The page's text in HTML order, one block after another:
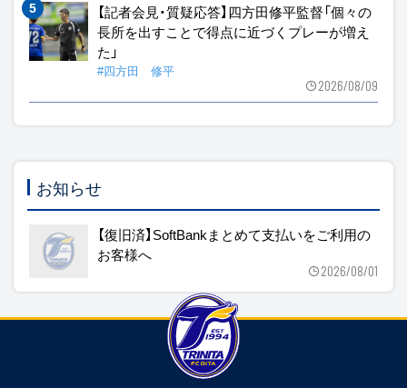
【記者会見・質疑応答】四方田修平監督「個々の
長所を出すことで得点に近づくプレーが増え
た」
#四方田 修平
2026/08/09
お知らせ
【復旧済】SoftBankまとめて支払いをご利用の
お客様へ
2026/08/01